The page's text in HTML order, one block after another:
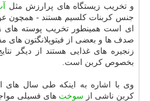
و تخریب زیستگاه های پرارزش مثل
جنس كربنات كلسیم هستند - همچون
ای است همینطور تخریب پوسته های
صدف ها و بعضی از فیتوپلانگتون های
زنجیره های غذایی هستند از دیگر
بخصوص كربن است.
وی با اشاره به اینكه طی سال های
كربن ناشی از سوخت های فسیلی